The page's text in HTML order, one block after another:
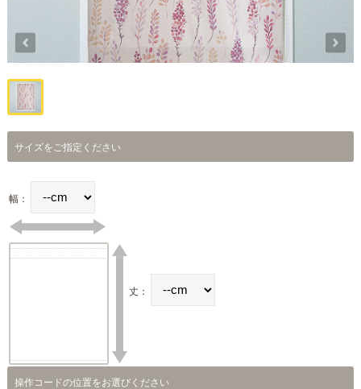
サイズをご指定ください
幅：
丈：
操作コードの位置をお選びください